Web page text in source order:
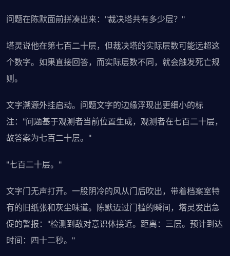
问题在陈默面前拼凑出来："裁决塔共有多少层？"
塔灵说他在第七百二十层，但裁决塔的实际层数可能远超这
个数字。如果直接回答，而实际层数不同，就会触发死亡规
则。
文字溯源外挂启动。问题文字的边缘浮现出更细小的标
注："问题基于观测者当前位置生成，观测者在七百二十层，
故答案为七百二十层。"
"七百二十层。"
文字门无声打开。一股阴冷的风从门后吹出，带着档案室特
有的旧纸张和灰尘味道。陈默迈过门槛的瞬间，塔灵发出急
促的警报："检测到敌对意识体接近。距离：三层。预计到达
时间：四十二秒。"